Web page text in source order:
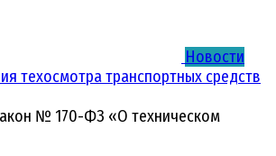
Новости
техосмотра транспортных средств
№ 170-ФЗ «О техническом